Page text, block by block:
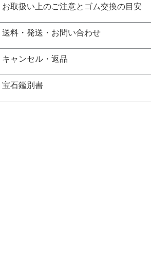
お取扱い上のご注意とゴム交換の目安
送料・発送・お問い合わせ
キャンセル・返品
宝石鑑別書